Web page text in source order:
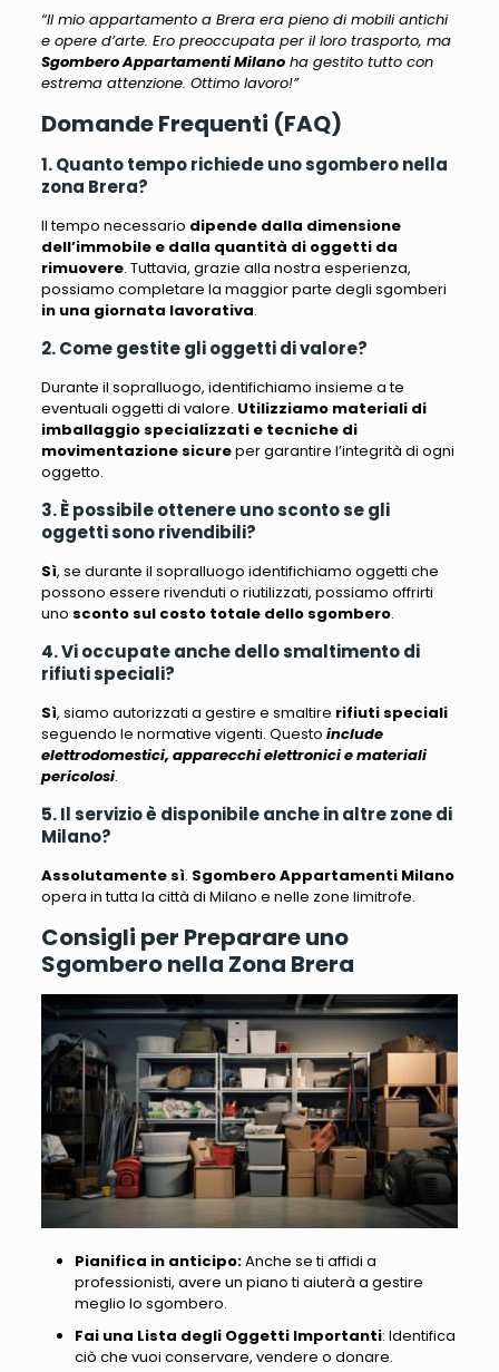
“Il mio appartamento a Brera era pieno di mobili antichi
e opere d’arte. Ero preoccupata per il loro trasporto, ma
Sgombero Appartamenti Milanoha gestito tutto con
estrema attenzione. Ottimo lavoro!”
Domande Frequenti (FAQ)
1. Quanto tempo richiede uno sgombero nella
zona Brera?
Il tempo necessario dipende dalla dimensione
dell’immobile e dalla quantità di oggetti da
rimuovere. Tuttavia, grazie alla nostra esperienza,
possiamo completare la maggior parte degli sgomberi
in una giornata lavorativa.
2. Come gestite gli oggetti di valore?
Durante il sopralluogo, identifichiamo insieme a te
eventuali oggetti di valore. Utilizziamo materiali di
imballaggio specializzati e tecniche di
movimentazione sicureper garantire l’integrità di ogni
oggetto.
3. È possibile ottenere uno sconto se gli
oggetti sono rivendibili?
Sì, se durante il sopralluogo identifichiamo oggetti che
possono essere rivenduti o riutilizzati, possiamo offrirti
uno sconto sul costo totale dello sgombero.
4. Vi occupate anche dello smaltimento di
rifiuti speciali?
Sì, siamo autorizzati a gestire e smaltire rifiuti speciali
seguendo le normative vigenti. Questo include
elettrodomestici, apparecchi elettronici e materiali
pericolosi.
5. Il servizio è disponibile anche in altre zone di
Milano?
Assolutamente sì. Sgombero Appartamenti Milano
opera in tutta la città di Milano e nelle zone limitrofe.
Consigli per Preparare uno
Sgombero nella Zona Brera
Pianifica in anticipo:Anche se ti affidi a
professionisti, avere un piano ti aiuterà a gestire
meglio lo sgombero.
Fai una Lista degli Oggetti Importanti: Identifica
ciò che vuoi conservare, vendere o donare.